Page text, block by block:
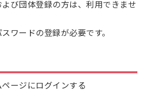
び団体登録の方は、利用できませ
ワードの登録が必要です。
ージにログインする